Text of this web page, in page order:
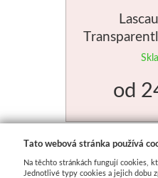
různé
od
Tato webová stránka používá
Na těchto stránkách fungují cookies,
Jednotlivé typy cookies a jejich dobu